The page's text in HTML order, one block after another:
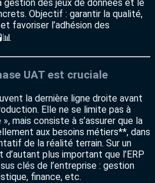
gestion des jeux de données et le
Objectif : garantir la qualité,
favoriser l’adhésion des
UAT est cruciale
la dernière ligne droite avant
Elle ne se limite pas à
mais consiste à s’assurer que la
aux besoins métiers**, dans
de la réalité terrain. Sur un
d’autant plus important que l’ERP
clés de l’entreprise : gestion
finance, etc.